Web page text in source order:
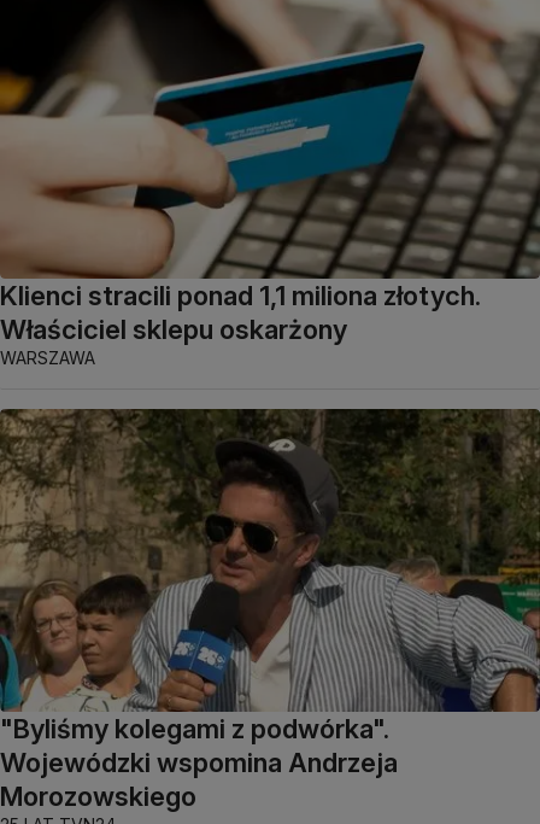
Klienci stracili ponad 1,1 miliona złotych.
Właściciel sklepu oskarżony
WARSZAWA
"Byliśmy kolegami z podwórka".
Wojewódzki wspomina Andrzeja
Morozowskiego